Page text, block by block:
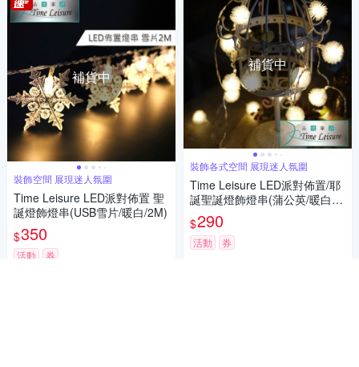
補貨中
裝飾空間 展現迷人氛圍
Time Leisure LED派對佈置 聖
誕燈飾燈串(USB雪片/暖白/2M)
$350
活動 券
補貨中
裝飾各式空間 展現迷人氛圍
Time Leisure LED派對佈置/耶
誕聖誕燈飾燈串(蒲公英/暖白/2.
5M)
$290
活動 券